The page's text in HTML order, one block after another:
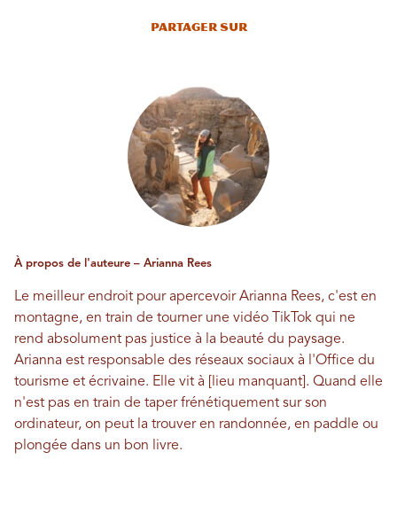
Partager sur
À propos de l'auteure – Arianna Rees
Le meilleur endroit pour apercevoir Arianna Rees, c'est en
montagne, en train de tourner une vidéo TikTok qui ne
rend absolument pas justice à la beauté du paysage.
Arianna est responsable des réseaux sociaux à l'Office du
tourisme et écrivaine. Elle vit à [lieu manquant]. Quand elle
n'est pas en train de taper frénétiquement sur son
ordinateur, on peut la trouver en randonnée, en paddle ou
plongée dans un bon livre.